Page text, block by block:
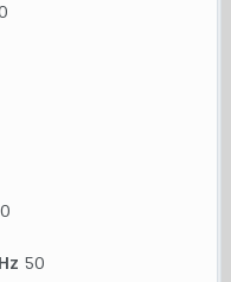
50